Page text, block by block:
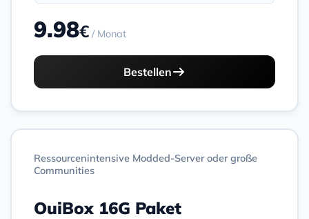
9.98€ / Monat
Bestellen
Ressourcenintensive Modded-Server oder große
Communities
OuiBox 16G Paket